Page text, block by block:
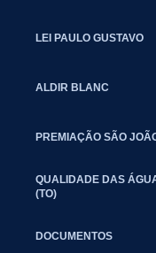
LEI PAULO GUSTAVO
ALDIR BLANC
PREMIAÇÃO SÃO
QUALIDADE DAS
(TO)
DOCUMENTOS